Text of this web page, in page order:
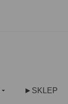
►SKLEP